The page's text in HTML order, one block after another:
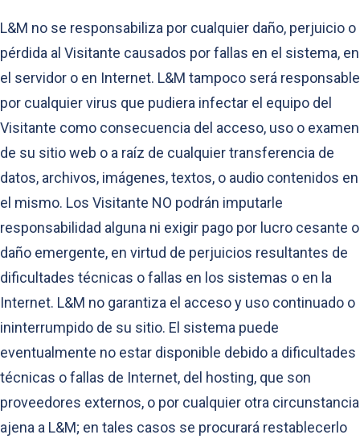
L&M no se responsabiliza por cualquier daño, perjuicio o
pérdida al Visitante causados por fallas en el sistema, en
el servidor o en Internet. L&M tampoco será responsable
por cualquier virus que pudiera infectar el equipo del
Visitante como consecuencia del acceso, uso o examen
de su sitio web o a raíz de cualquier transferencia de
datos, archivos, imágenes, textos, o audio contenidos en
el mismo. Los Visitante NO podrán imputarle
responsabilidad alguna ni exigir pago por lucro cesante o
daño emergente, en virtud de perjuicios resultantes de
dificultades técnicas o fallas en los sistemas o en la
Internet. L&M no garantiza el acceso y uso continuado o
ininterrumpido de su sitio. El sistema puede
eventualmente no estar disponible debido a dificultades
técnicas o fallas de Internet, del hosting, que son
proveedores externos, o por cualquier otra circunstancia
ajena a L&M; en tales casos se procurará restablecerlo